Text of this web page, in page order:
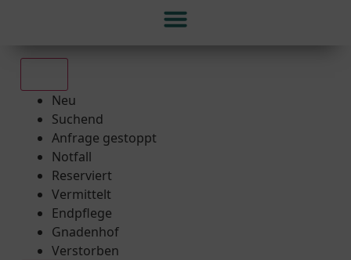
Neu
Suchend
Anfrage gestoppt
Notfall
Reserviert
Vermittelt
Endpflege
Gnadenhof
Verstorben